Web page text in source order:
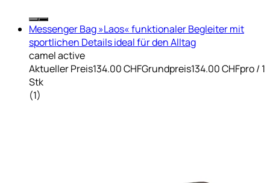
Messenger Bag »Laos« funktionaler Begleiter mit
sportlichen Details ideal für den Alltag
camel active
Aktueller Preis134.00 CHFGrundpreis134.00 CHFpro/ 1
Stk
(1)